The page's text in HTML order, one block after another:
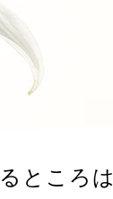
ところは